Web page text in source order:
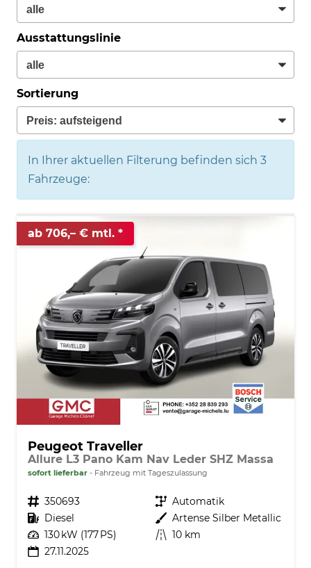
Ausstattungslinie
Sortierung
In Ihrer aktuellen Filterung befinden sich 3
Fahrzeuge:
ab 706,– € mtl.
Peugeot Traveller
Allure L3 Pano Kam Nav Leder SHZ Massa
sofort lieferbar Fahrzeug mit Tageszulassung
Fahrzeugnr. 350693 Getriebe Automatik
Kraftstoff Diesel Außenfarbe Artense Silber Metallic
Leistung 130 kW (177 PS) Kilometerstand 10 km
27.11.2025